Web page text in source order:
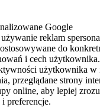
Google
reklam
do
i cech
użytkownika w
przeglądane strony
online, aby lepiej
preferencje.